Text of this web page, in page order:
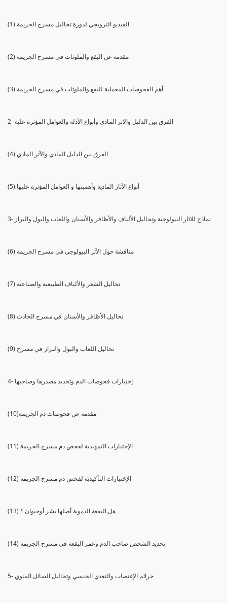
(1) الفيديو الترويجي لدورة تحاليل مسرح الجريمة
(2) مقدمة عن البقع والملوثات في مسرح الجريمة
(3) أهم الفحوصات المعملية للبقع والملوثات في مسرح الجريمة
2- الفرق بين الدليل والاثر المادي وأنواع الأدلة والعوامل المؤثرة عليه
(4) الفرق بين الدليل المادي والآثر المادي
(5) أنواع الآثار المادية وأهميتها و العوامل المؤثرة عليها
3- نماذج للاثار البيولوجية وتحاليل الألياف والأظافر والأسنان واللعاب والبول والبراز
(6) مناقشة حول الآثر البيولوجي في مسرح الجريمة
(7) تحاليل الشعر والألياف الطبيعية والصناعية
(8) تحاليل الأظافر والأسنان في مسرح الحادث
(9) تحاليل اللعاب والبول والبراز في مسرح
4- إختبارات فحوصات الدم وتحديد مصدرها وصاحبها
(10)مقدمة عن فحوصات دم الجريمة
(11) الإختبارات التمهيدية لفحص دم مسرح الجريمة
(12) الإختبارات التأكيدية لفحص دم مسرح الجريمة
(13) هل البقعة الدموية أصلها بشر أوحيوان ؟
(14) تحديد الشخص صاحب الدم وعمر البقعة في مسرح الجريمة
5- جرائم الإغتصاب والتعدي الجنسي وتحاليل السائل المنوي